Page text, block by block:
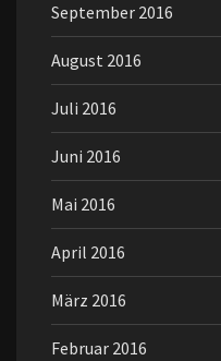
September 2016
August 2016
Juli 2016
Juni 2016
Mai 2016
April 2016
März 2016
Februar 2016